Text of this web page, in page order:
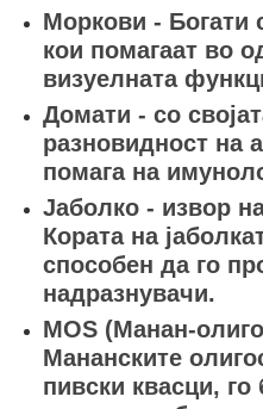
Моркови - Богати
кои помагаат во
визуелната
Домати - со
разновидност на
помага на
Јаболко - извор
Кората на
способен да го
надразнувачи.
MOS (Манан-
Мананските
пивски квасци, го